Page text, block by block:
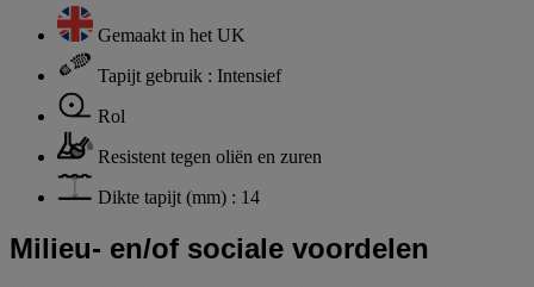
Gemaakt in het UK
Tapijt gebruik : Intensief
Rol
Resistent tegen oliën en zuren
Dikte tapijt (mm) : 14
Milieu- en/of sociale voordelen